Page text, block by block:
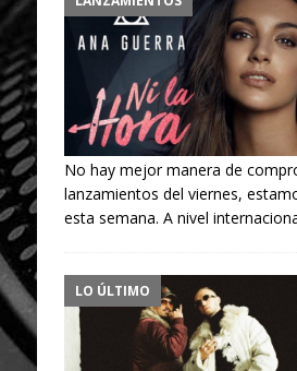
No hay mejor manera de
lanzamientos del viernes,
esta semana. A nivel
LO ÚLTIMO